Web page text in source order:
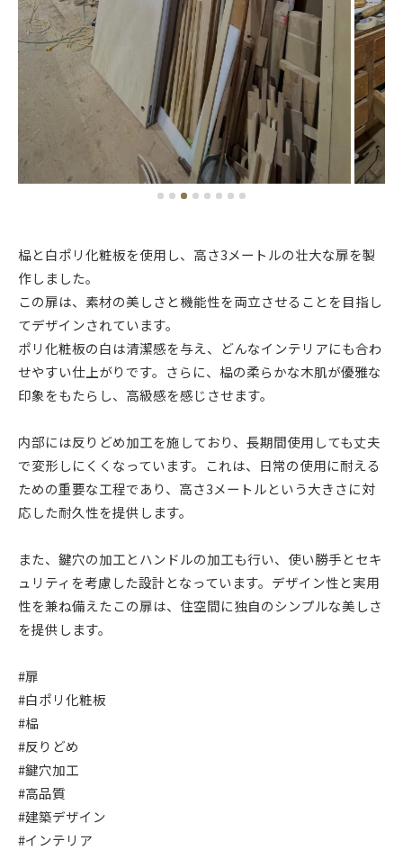
榀と白ポリ化粧板を使用し、高さ3メートルの壮大な扉を製
作しました。
この扉は、素材の美しさと機能性を両立させることを目指し
てデザインされています。
ポリ化粧板の白は清潔感を与え、どんなインテリアにも合わ
せやすい仕上がりです。さらに、榀の柔らかな木肌が優雅な
印象をもたらし、高級感を感じさせます。
内部には反りどめ加工を施しており、長期間使用しても丈夫
で変形しにくくなっています。これは、日常の使用に耐える
ための重要な工程であり、高さ3メートルという大きさに対
応した耐久性を提供します。
また、鍵穴の加工とハンドルの加工も行い、使い勝手とセキ
ュリティを考慮した設計となっています。デザイン性と実用
性を兼ね備えたこの扉は、住空間に独自のシンプルな美しさ
を提供します。
#扉
#白ポリ化粧板
#榀
#反りどめ
#鍵穴加工
#高品質
#建築デザイン
#インテリア